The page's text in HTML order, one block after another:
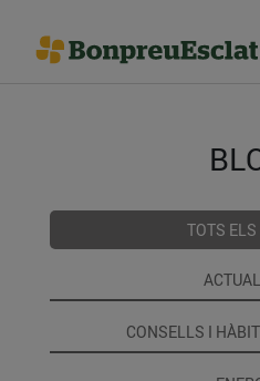
TOTS
CONSELLS I